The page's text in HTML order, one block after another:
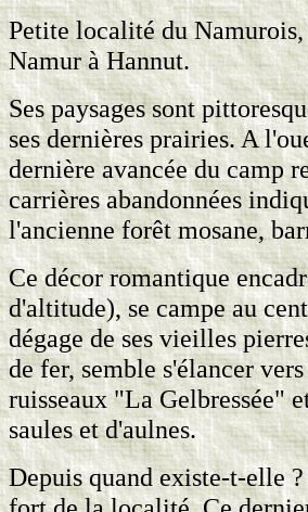
Petite localité du
Namur à Hannut.
Ses paysages sont
ses dernières prairies. A
dernière avancée du camp
carrières abandonnées
l'ancienne forêt mosane,
Ce décor romantique
d'altitude), se campe au
dégage de ses vieilles
de fer, semble s'élancer
ruisseaux "La Gelbressée"
saules et d'aulnes.
Depuis quand existe-t-elle